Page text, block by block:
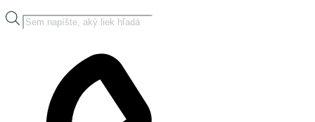
Products
search